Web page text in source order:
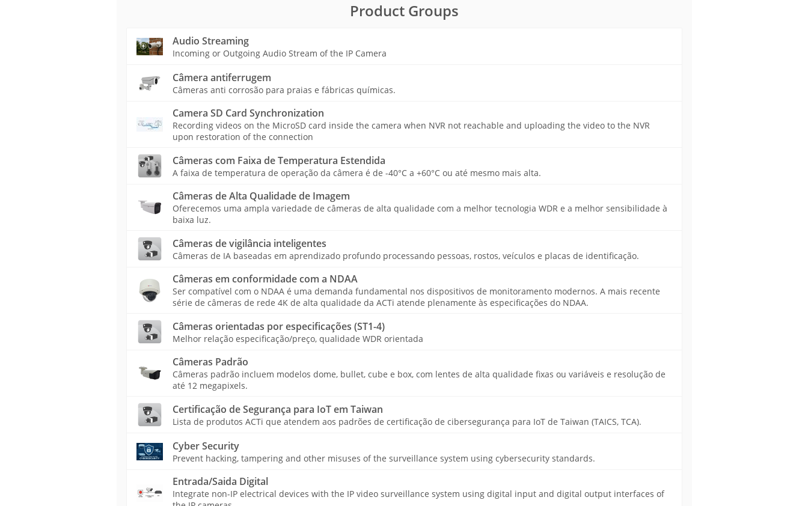
Product Groups
Audio Streaming
Incoming or Outgoing Audio Stream of the IP Camera
Câmera antiferrugem
Câmeras anti corrosão para praias e fábricas químicas.
Camera SD Card Synchronization
Recording videos on the MicroSD card inside the camera when NVR not reachable and uploading the video to the NVR
upon restoration of the connection
Câmeras com Faixa de Temperatura Estendida
A faixa de temperatura de operação da câmera é de -40°C a +60°C ou até mesmo mais alta.
Câmeras de Alta Qualidade de Imagem
Oferecemos uma ampla variedade de câmeras de alta qualidade com a melhor tecnologia WDR e a melhor sensibilidade à
baixa luz.
Câmeras de vigilância inteligentes
Câmeras de IA baseadas em aprendizado profundo processando pessoas, rostos, veículos e placas de identificação.
Câmeras em conformidade com a NDAA
Ser compatível com o NDAA é uma demanda fundamental nos dispositivos de monitoramento modernos. A mais recente
série de câmeras de rede 4K de alta qualidade da ACTi atende plenamente às especificações do NDAA.
Câmeras orientadas por especificações (ST1-4)
Melhor relação especificação/preço, qualidade WDR orientada
Câmeras Padrão
Câmeras padrão incluem modelos dome, bullet, cube e box, com lentes de alta qualidade fixas ou variáveis e resolução de
até 12 megapixels.
Certificação de Segurança para IoT em Taiwan
Lista de produtos ACTi que atendem aos padrões de certificação de cibersegurança para IoT de Taiwan (TAICS, TCA).
Cyber Security
Prevent hacking, tampering and other misuses of the surveillance system using cybersecurity standards.
Entrada/Saida Digital
Integrate non-IP electrical devices with the IP video surveillance system using digital input and digital output interfaces of